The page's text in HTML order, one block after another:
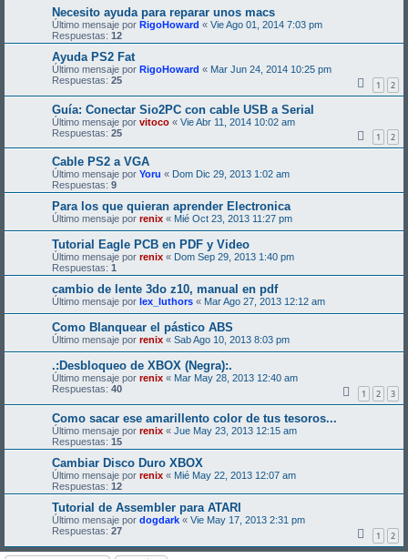
Necesito ayuda para reparar unos macs
Último mensaje por RigoHoward « Vie Ago 01, 2014 7:03 pm
Respuestas: 12
Ayuda PS2 Fat
Último mensaje por RigoHoward « Mar Jun 24, 2014 10:25 pm
Respuestas: 25 1 2
Guía: Conectar Sio2PC con cable USB a Serial
Último mensaje por vitoco « Vie Abr 11, 2014 10:02 am
Respuestas: 25 1 2
Cable PS2 a VGA
Último mensaje por Yoru « Dom Dic 29, 2013 1:02 am
Respuestas: 9
Para los que quieran aprender Electronica
Último mensaje por renix « Mié Oct 23, 2013 11:27 pm
Tutorial Eagle PCB en PDF y Video
Último mensaje por renix « Dom Sep 29, 2013 1:40 pm
Respuestas: 1
cambio de lente 3do z10, manual en pdf
Último mensaje por lex_luthors « Mar Ago 27, 2013 12:12 am
Como Blanquear el pástico ABS
Último mensaje por renix « Sab Ago 10, 2013 8:03 pm
.:Desbloqueo de XBOX (Negra):.
Último mensaje por renix « Mar May 28, 2013 12:40 am
Respuestas: 40 1 2 3
Como sacar ese amarillento color de tus tesoros...
Último mensaje por renix « Jue May 23, 2013 12:15 am
Respuestas: 15
Cambiar Disco Duro XBOX
Último mensaje por renix « Mié May 22, 2013 12:07 am
Respuestas: 12
Tutorial de Assembler para ATARI
Último mensaje por dogdark « Vie May 17, 2013 2:31 pm
Respuestas: 27 1 2